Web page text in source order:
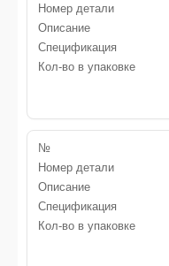
Номер детали
Описание
Спецификация
Кол-во в упаковке
№
Номер детали
Описание
Спецификация
Кол-во в упаковке